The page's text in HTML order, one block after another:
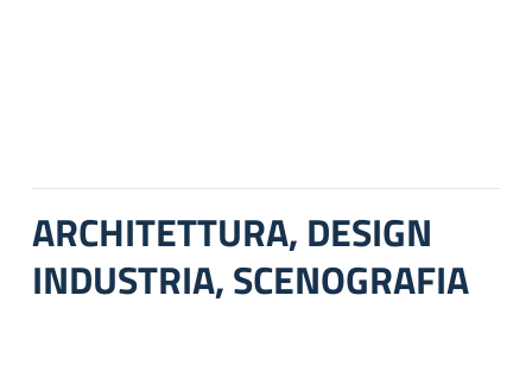
ARCHITETTURA, DESIGN
INDUSTRIA, SCENOGRAFIA